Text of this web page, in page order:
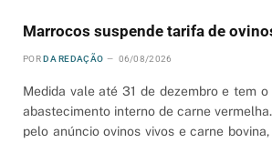
Marrocos suspende tarifa de
POR DA REDAÇÃO 06/08/2026
Medida vale até 31 de dezembro e tem
abastecimento interno de carne
pelo anúncio ovinos vivos e carne